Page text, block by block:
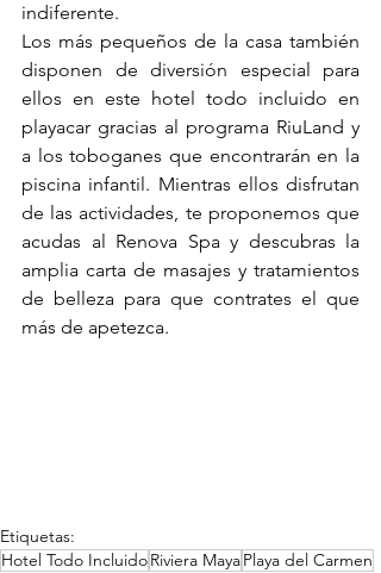
indiferente.
Los más pequeños de la casa también
disponen de diversión especial para
ellos en este hotel todo incluido en
playacar gracias al programa RiuLand y
a los toboganes que encontrarán en la
piscina infantil. Mientras ellos disfrutan
de las actividades, te proponemos que
acudas al Renova Spa y descubras la
amplia carta de masajes y tratamientos
de belleza para que contrates el que
más de apetezca.
Etiquetas:
Hotel Todo IncluidoRiviera MayaPlaya del Carmen